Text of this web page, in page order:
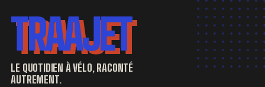
TRAAJET
LE QUOTIDIEN À VÉLO, RACONTÉ
AUTREMENT.